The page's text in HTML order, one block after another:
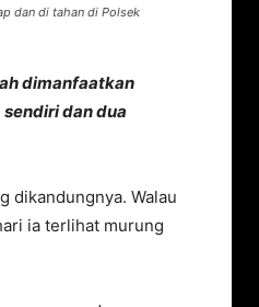
dan di tahan di Polsek
dimanfaatkan
dan dua
dikandungnya. Walau
ia terlihat murung